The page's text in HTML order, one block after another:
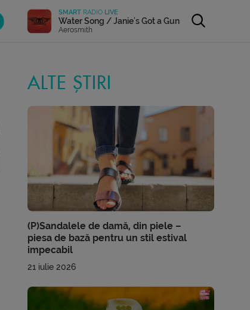
SMART RADIO LIVE
Water Song / Janie's Got a Gun
Aerosmith
ALTE ȘTIRI
(P)Sandalele de damă, din piele –
piesa de bază pentru un stil estival
impecabil
21 iulie 2026